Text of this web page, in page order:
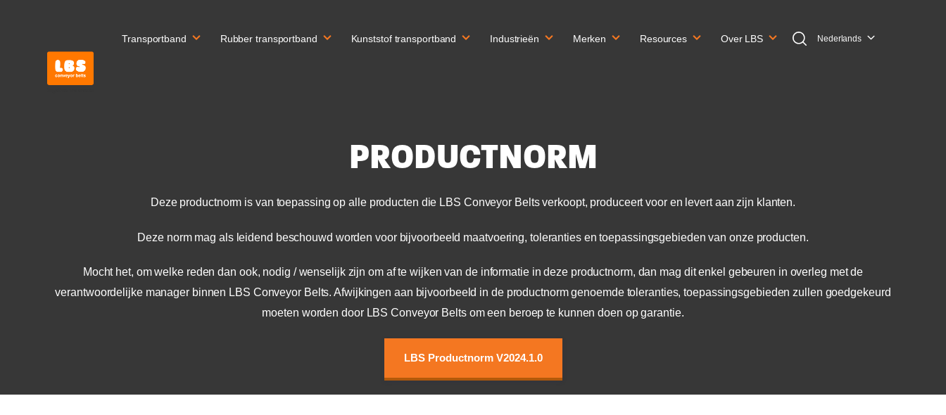
Transportband Rubber transportband Kunststof transportband Industrieën Merken Resources Over LBS Nederlands
PRODUCTNORM
Deze productnorm is van toepassing op alle producten die LBS Conveyor Belts verkoopt, produceert voor en levert aan zijn klanten.
Deze norm mag als leidend beschouwd worden voor bijvoorbeeld maatvoering, toleranties en toepassingsgebieden van onze producten.
Mocht het, om welke reden dan ook, nodig / wenselijk zijn om af te wijken van de informatie in deze productnorm, dan mag dit enkel gebeuren in overleg met de
verantwoordelijke manager binnen LBS Conveyor Belts. Afwijkingen aan bijvoorbeeld in de productnorm genoemde toleranties, toepassingsgebieden zullen goedgekeurd
moeten worden door LBS Conveyor Belts om een beroep te kunnen doen op garantie.
LBS Productnorm V2024.1.0